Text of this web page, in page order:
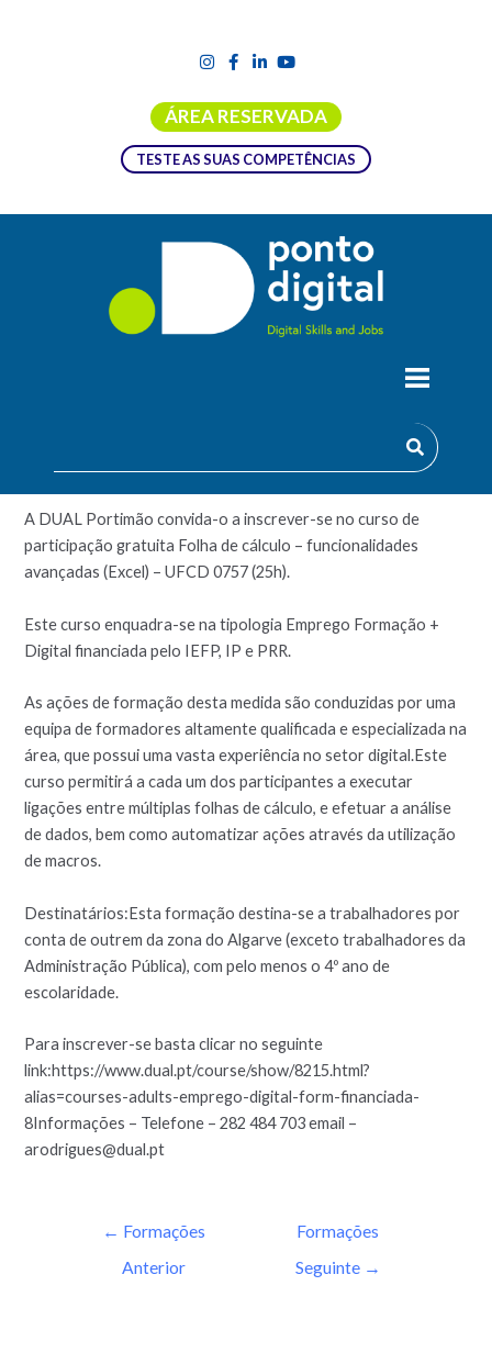
ÁREA RESERVADA
TESTE AS SUAS COMPETÊNCIAS
FORMAÇÃO EMPREGO + DIGITAL |
(EXCEL) – UFCD 0757 (25H)
A DUAL Portimão convida-o a inscrever-se no curso de
participação gratuita Folha de cálculo – funcionalidades
avançadas (Excel) – UFCD 0757 (25h).
Este curso enquadra-se na tipologia Emprego Formação +
Digital financiada pelo IEFP, IP e PRR.
As ações de formação desta medida são conduzidas por uma
equipa de formadores altamente qualificada e especializada na
área, que possui uma vasta experiência no setor digital.Este
curso permitirá a cada um dos participantes a executar
ligações entre múltiplas folhas de cálculo, e efetuar a análise
de dados, bem como automatizar ações através da utilização
de macros.
Destinatários:Esta formação destina-se a trabalhadores por
conta de outrem da zona do Algarve (exceto trabalhadores da
Administração Pública), com pelo menos o 4º ano de
escolaridade.
Para inscrever-se basta clicar no seguinte
link:https://www.dual.pt/course/show/8215.html?
alias=courses-adults-emprego-digital-form-financiada-
8Informações – Telefone – 282 484 703 email –
arodrigues@dual.pt
← Formações
Anterior
Formações
Seguinte →